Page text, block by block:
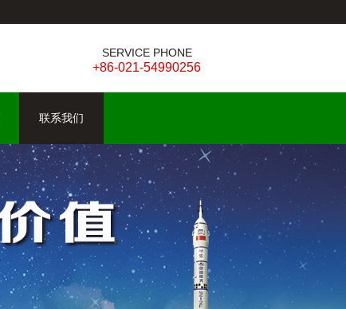
SERVICE PHONE
+86-021-54990256
联系我们